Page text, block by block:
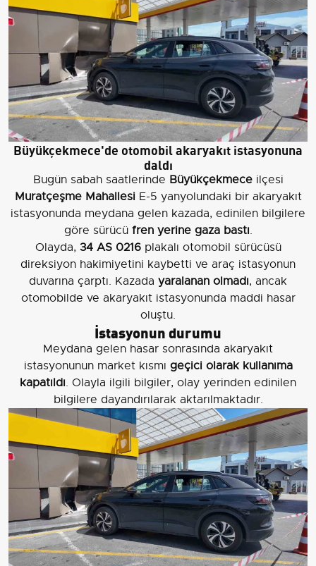
Büyükçekmece'de otomobil akaryakıt istasyonuna
daldı
Bugün sabah saatlerinde Büyükçekmeceilçesi
Muratçeşme MahallesiE-5 yanyolundaki bir akaryakıt
istasyonunda meydana gelen kazada, edinilen bilgilere
göre sürücü fren yerine gaza bastı.
Olayda, 34 AS 0216plakalı otomobil sürücüsü
direksiyon hakimiyetini kaybetti ve araç istasyonun
duvarına çarptı. Kazada yaralanan olmadı, ancak
otomobilde ve akaryakıt istasyonunda maddi hasar
oluştu.
İstasyonun durumu
Meydana gelen hasar sonrasında akaryakıt
istasyonunun market kısmı geçici olarak kullanıma
kapatıldı. Olayla ilgili bilgiler, olay yerinden edinilen
bilgilere dayandırılarak aktarılmaktadır.